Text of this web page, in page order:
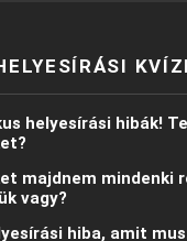
helyesírási hibák!
majdnem mindenki
vagy?
hiba, amit